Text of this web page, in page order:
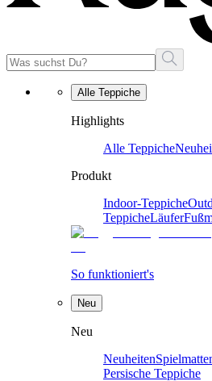
Alle Teppiche
Highlights
Alle Teppiche
Produkt
Indoor-Teppiche
TeppicheLäufer
So funktioniert's
Neu
Neu
Neuheiten
Persische Teppiche